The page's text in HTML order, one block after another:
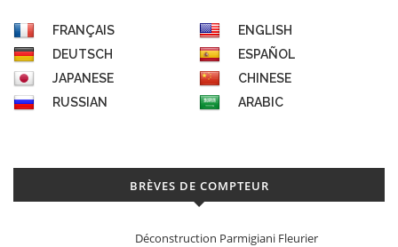
FRANÇAIS
ENGLISH
DEUTSCH
ESPAÑOL
JAPANESE
CHINESE
RUSSIAN
ARABIC
BRÈVES DE COMPTEUR
Déconstruction Parmigiani Fleurier